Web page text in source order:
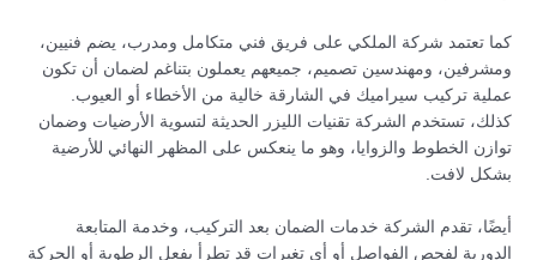
كما تعتمد شركة الملكي على فريق فني متكامل ومدرب، يضم فنيين،
ومشرفين، ومهندسين تصميم، جميعهم يعملون بتناغم لضمان أن تكون
عملية تركيب سيراميك في الشارقة خالية من الأخطاء أو العيوب.
كذلك، تستخدم الشركة تقنيات الليزر الحديثة لتسوية الأرضيات وضمان
توازن الخطوط والزوايا، وهو ما ينعكس على المظهر النهائي للأرضية
بشكل لافت.
أيضًا، تقدم الشركة خدمات الضمان بعد التركيب، وخدمة المتابعة
الدورية لفحص الفواصل أو أي تغيرات قد تطرأ بفعل الرطوبة أو الحركة